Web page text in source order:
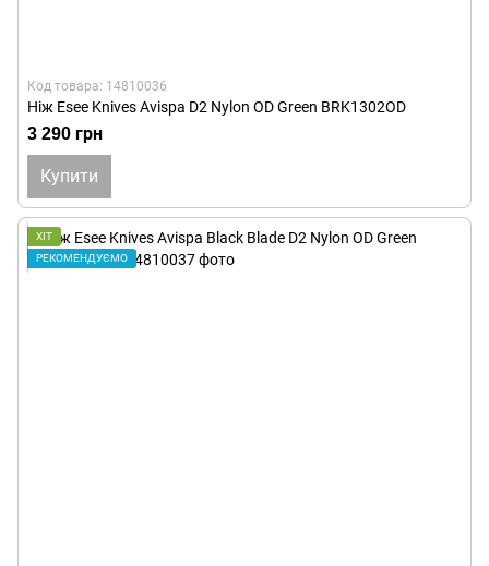
Код товара: 14810036
Ніж Esee Knives Avispa D2 Nylon OD Green BRK1302OD
3 290 грн
Купити
ХІТ
РЕКОМЕНДУЄМО